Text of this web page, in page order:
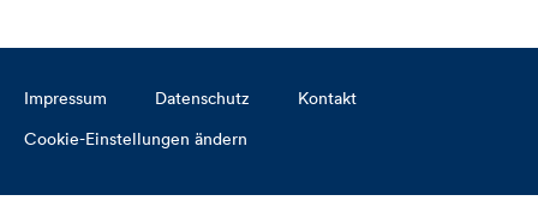
Impressum Datenschutz
Kontakt
Cookie-Einstellungen ändern